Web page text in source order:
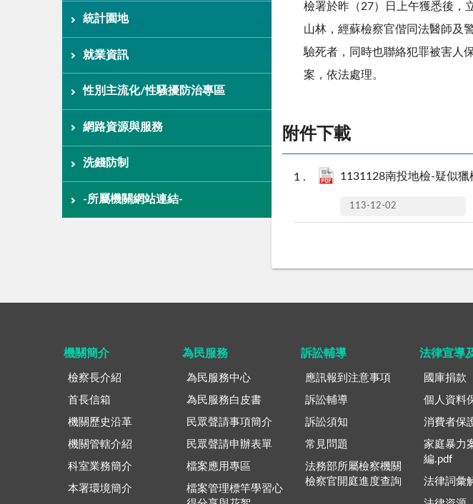
統計園地
就業資訊
性別主流化/性騷擾防治專區
網路資源與服務
洗錢防制
-所屬機關網站連結-
檢署於昨（27）日上午獲悉後，
山林，經蘇檢察官偕同法醫師及
驗死者，同時也聯絡犯罪被害人
案，依法處理。
附件下載
1131128南投地檢-疑似
113-12-02
機關簡介
檢察長介紹
首長信箱
機關歷史沿革
機關管轄介紹
科室業務簡介
本署環境簡介
為民服務
為民服務中心
為民服務白皮書
民眾聲請事項簡介
民眾聲請申辦表單
檔案應用專區
檔案管理標竿學習心
訴訟輔導
應訊報到注意事項
訴訟輔導
訴訟須知
常見問題
法務部所屬檢察機關
檢察官開庭進度查詢
法律宣導
國庫捐款
個人資料
消費者保
家庭暴力
編.pdf
法律詞彙